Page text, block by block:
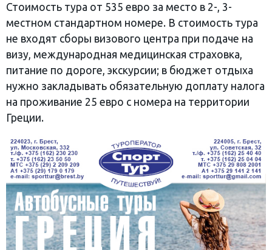
Стоимость тура от 535 евро за место в 2-, 3-
местном стандартном номере. В стоимость тура
не входят сборы визового центра при подаче на
визу, международная медицинская страховка,
питание по дороге, экскурсии; в бюджет отдыха
нужно закладывать обязательную доплату налога
на проживание 25 евро с номера на территории
Греции.